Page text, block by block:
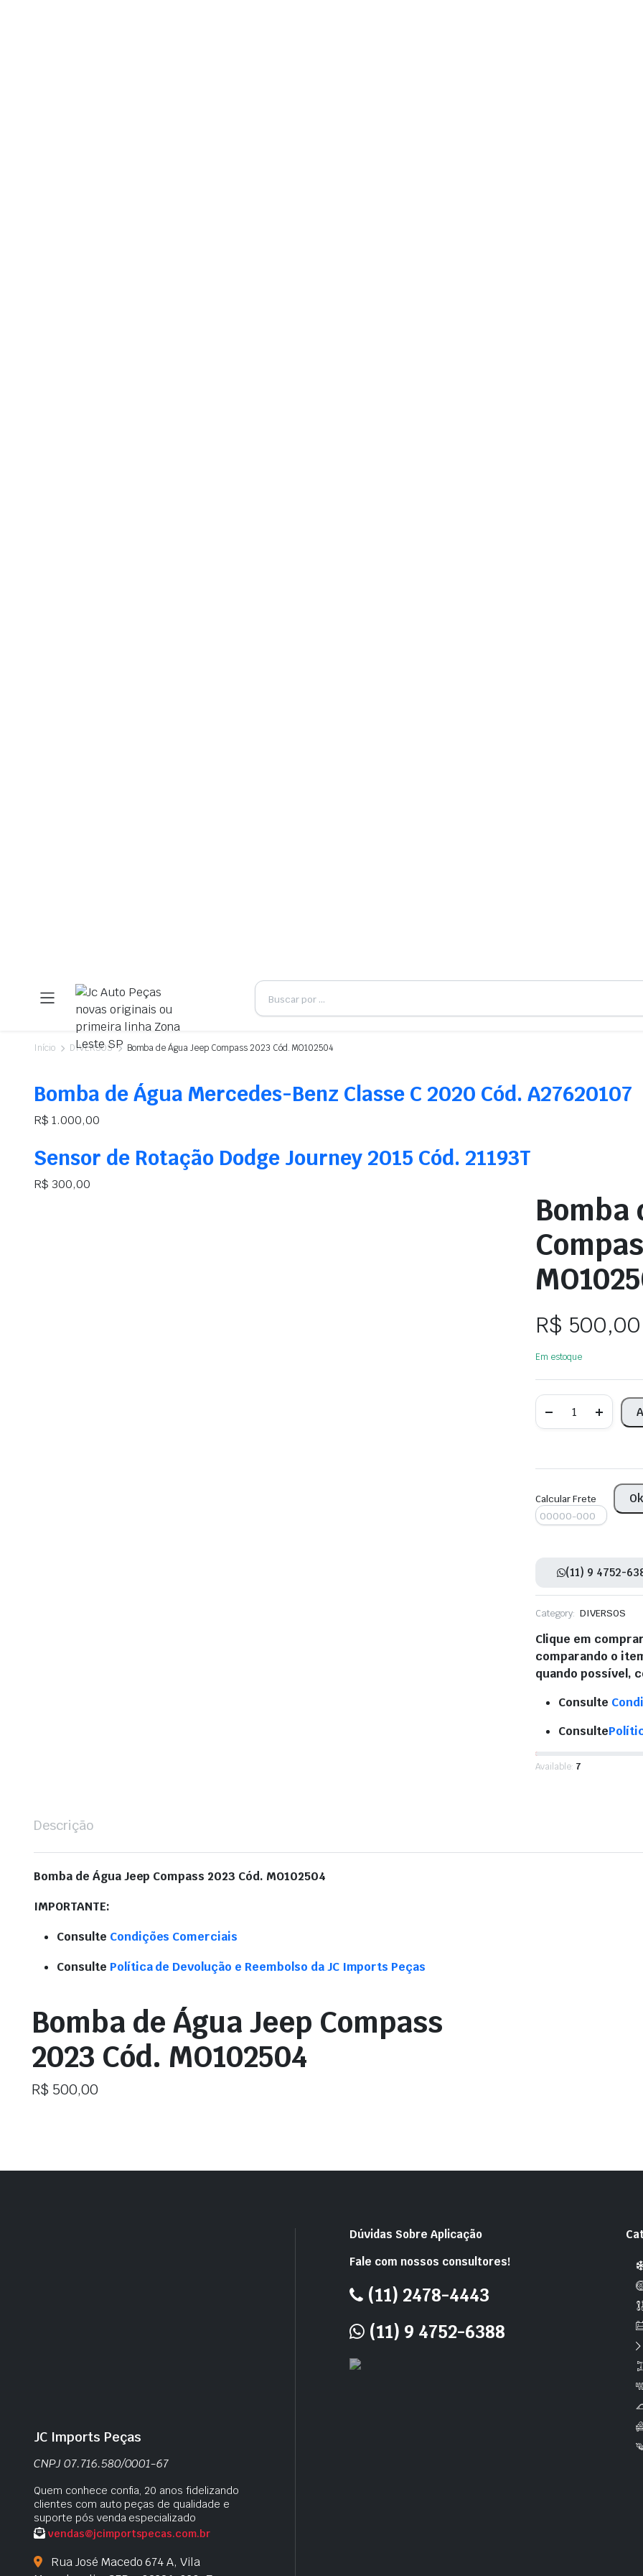
Início DIVERSOS Bomba de Água Jeep Compass 2023 Cód. MO102504
Bomba de Água Mercedes-Benz Classe C 2020 Cód. A27620107
R$ 1.000,00
Sensor de Rotação Dodge Journey 2015 Cód. 21193T
R$ 300,00
Bomba
R$ 500,00
Em estoque
quantity
Calcular Frete Ok
(11) 9 4752-
Category: DIVERSOS
Clique em
comparando o
quando possível,
Consulte
Consulte
Available: 7
Descrição
Bomba de Água Jeep Compass 2023 Cód. MO102504
IMPORTANTE:
Consulte Condições Comerciais
Consulte Política de Devolução e Reembolso da JC Imports Peças
Bomba de Água Jeep Compass
2023 Cód. MO102504
R$ 500,00
JC Imports Peças
CNPJ 07.716.580/0001-67
Quem conhece confia, 20 anos fidelizando
clientes com auto peças de qualidade e
suporte pós venda especializado
vendas@jcimportspecas.com.br
Rua José Macedo 674 A, Vila
Dúvidas Sobre Aplicação
Fale com nossos consultores!
(11) 2478-4443
(11) 9 4752-6388